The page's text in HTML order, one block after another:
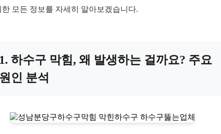
한 모든 정보를 자세히 알아보겠습니다.
하수구 막힘, 왜 발생하는 걸까요? 주요
인 분석